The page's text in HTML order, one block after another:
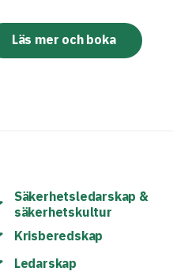
Läs mer och boka
Säkerhetsledarskap &
säkerhetskultur
Krisberedskap
Ledarskap